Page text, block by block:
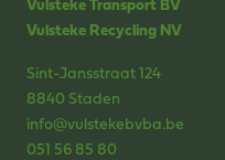
Vulsteke Transport BV
Vulsteke Recycling NV
Sint-Jansstraat 124
8840 Staden
info@vulstekebvba.be
051 56 85 80